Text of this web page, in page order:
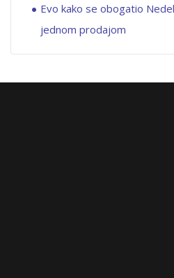
Evo kako se obogatio
jednom prodajom